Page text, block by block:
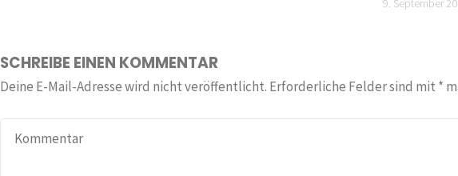
9. September
SCHREIBE EINEN KOMMENTAR
Deine E-Mail-Adresse wird nicht veröffentlicht. Erforderliche Felder sind mit *